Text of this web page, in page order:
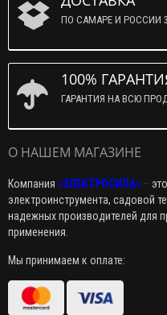
ПО САМАРЕ И РОССИИ
100%
ГАРАНТИЯ НА ВСЮ
О НАШЕМ МАГАЗИНЕ
Компания «ЭЛЕКТРОСИЛА» –
электроинструмента, садовой
надежных производителей для
применения.
Мы принимаем к оплате: